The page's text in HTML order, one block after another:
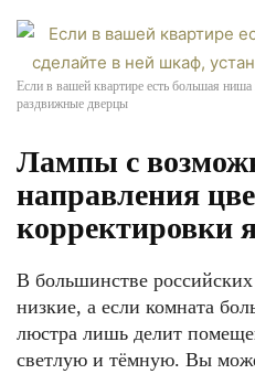
Если в вашей квартире есть большая
раздвижные дверцы
Лампы с
направления
корректировки
В большинстве
низкие, а если комната
люстра лишь делит
светлую и тёмную. Вы